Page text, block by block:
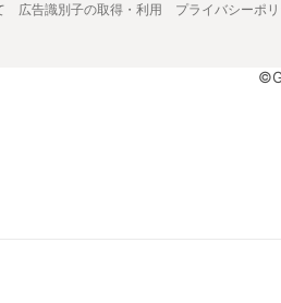
広告識別子の取得・利用 プライバシーポ